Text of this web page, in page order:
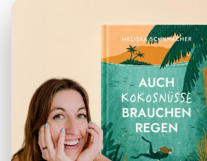
– Checkliste für den Urlaub
– Deine Finanzen in
– Der perfekte
– Visum für Indonesien
– Packliste für Indonesien